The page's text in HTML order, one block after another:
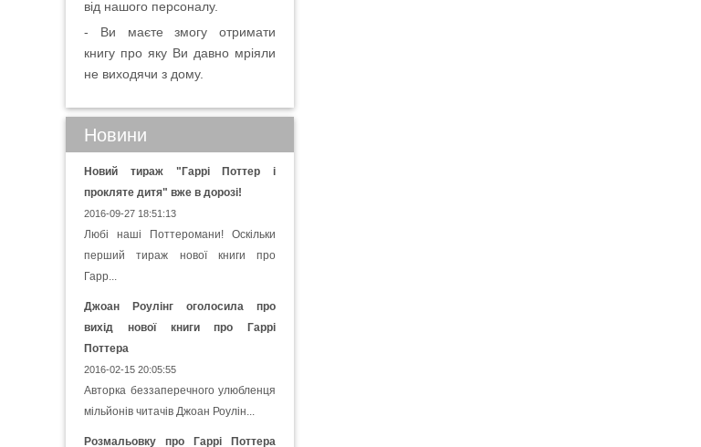
від нашого персоналу.
- Ви маєте змогу отримати
книгу про яку Ви давно мріяли
не виходячи з дому.
Новини
Новий тираж "Гаррі Поттер і
прокляте дитя" вже в дорозі!
2016-09-27 18:51:13
Любі наші Поттеромани! Оскільки
перший тираж нової книги про
Гарр...
Джоан Роулінг оголосила про
вихід нової книги про Гаррі
Поттера
2016-02-15 20:05:55
Авторка беззаперечного улюбленця
мільйонів читачів Джоан Роулін...
Розмальовку про Гаррі Поттера